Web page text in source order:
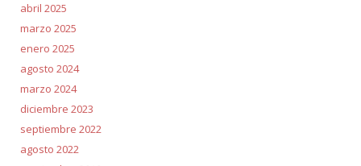
abril 2025
marzo 2025
enero 2025
agosto 2024
marzo 2024
diciembre 2023
septiembre 2022
agosto 2022